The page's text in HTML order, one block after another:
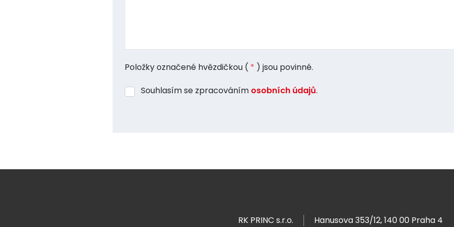
Položky označené hvězdičkou ( * ) jsou povinné.
Souhlasím
Souhlasím se zpracováním osobních údajů.
RK PRINC s.r.o. Hanusova 353/12, 140 00 Praha 4